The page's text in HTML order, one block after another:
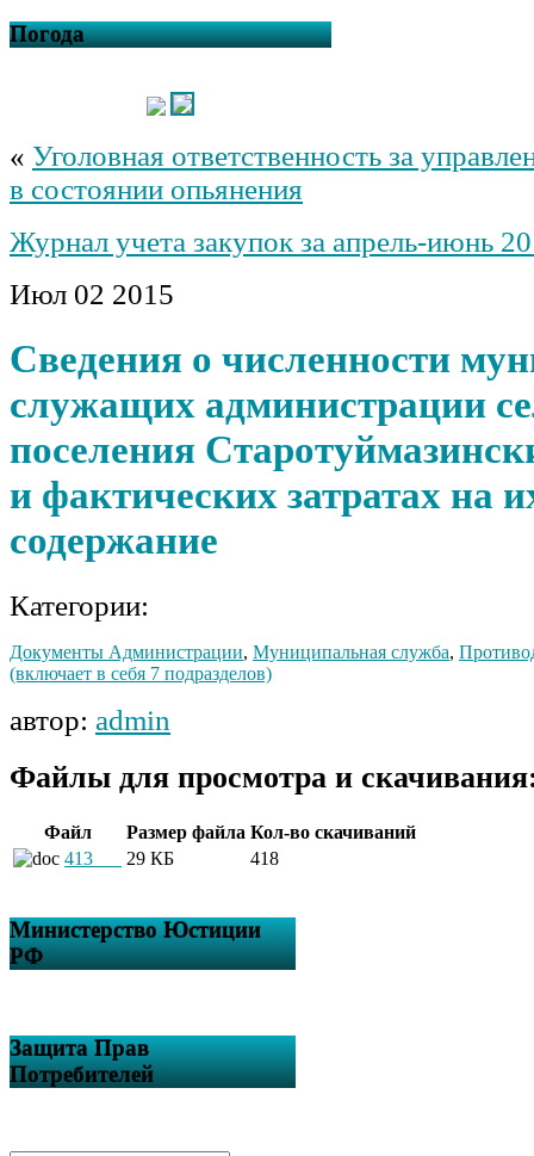
Погода
« Уголовная ответственность за
в состоянии опьянения
Журнал учета закупок за апрель-июнь
Июл 02 2015
Сведения о численности
служащих администрации
поселения
и фактических затратах на
содержание
Категории:
Документы Администрации, Муниципальная служба,
(включает в себя 7 подразделов)
автор: admin
Файлы для просмотра и
Файл Размер файла Кол-во скачиваний
413___
29 КБ 418
Министерство Юстиции
РФ
Защита Прав
Потребителей